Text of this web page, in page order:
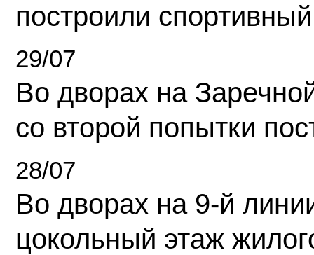
построили
29/07
Во дворах на
со второй попытки
28/07
Во дворах на 9-й
цокольный этаж